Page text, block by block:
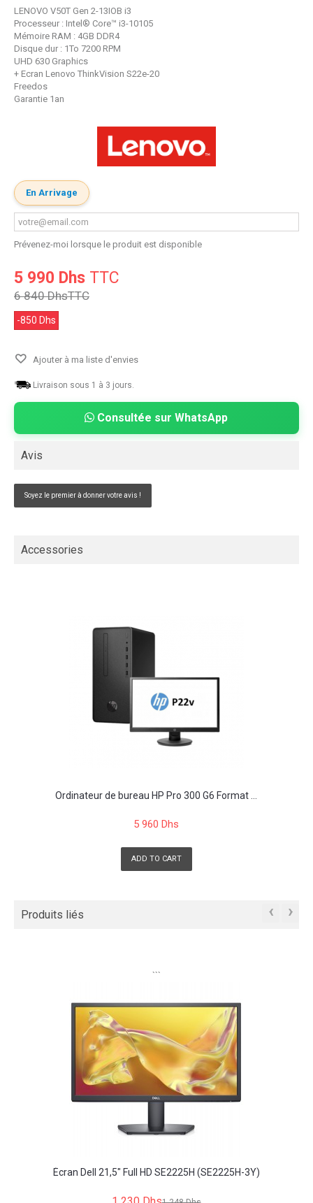
LENOVO V50T Gen 2-13IOB i3
Processeur : Intel® Core™ i3-10105
Mémoire RAM : 4GB DDR4
Disque dur : 1To 7200 RPM
UHD 630 Graphics
+ Ecran Lenovo ThinkVision S22e-20
Freedos
Garantie 1an
En Arrivage
Prévenez-moi lorsque le produit est disponible
5 990 Dhs TTC
6 840 DhsTTC
-850 Dhs
Ajouter à ma liste d'envies
Livraison sous 1 à 3 jours.
Consultée sur WhatsApp
Avis
Soyez le premier à donner votre avis !
Accessories
Ordinateur de bureau HP Pro 300 G6 Format ...
5 960 Dhs
ADD TO CART
Produits liés ‹ ›
```
Écran Dell 21,5" Full HD SE2225H (SE2225H-3Y)